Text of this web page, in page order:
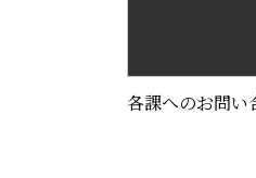
各課へのお問い